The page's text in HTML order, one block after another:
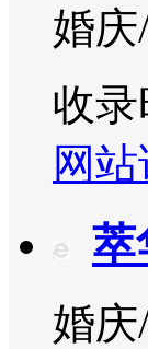
婚
收录
网
萃
婚